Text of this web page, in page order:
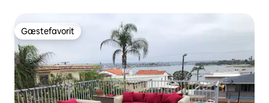
Gæstefavorit
Gæstefavorit